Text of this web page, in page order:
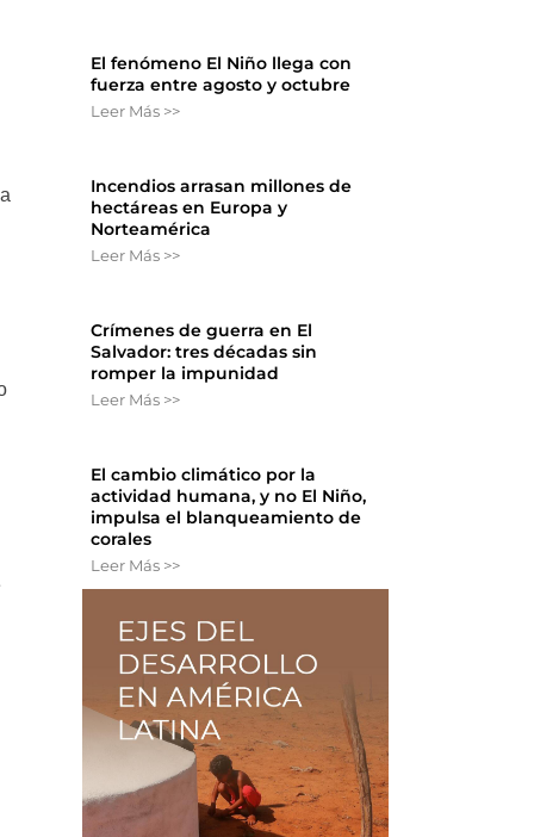
El fenómeno El Niño llega con
fuerza entre agosto y octubre
Leer Más >>
Incendios arrasan millones de
hectáreas en Europa y
Norteamérica
Leer Más >>
Crímenes de guerra en El
Salvador: tres décadas sin
romper la impunidad
Leer Más >>
El cambio climático por la
actividad humana, y no El Niño,
impulsa el blanqueamiento de
corales
Leer Más >>